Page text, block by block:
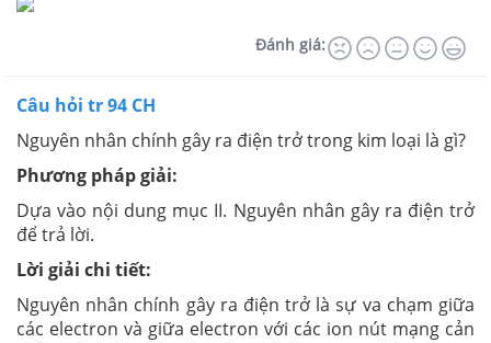
Đánh giá:
Câu hỏi tr 94 CH
Nguyên nhân chính gây ra điện trở trong kim loại là gì?
Phương pháp giải:
Dựa vào nội dung mục II. Nguyên nhân gây ra điện trở
để trả lời.
Lời giải chi tiết:
Nguyên nhân chính gây ra điện trở là sự va chạm giữa
các electron và giữa electron với các ion nút mạng cản